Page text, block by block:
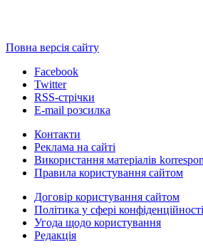
Повна версія сайту
Facebook
Twitter
RSS-стрічки
E-mail розсилка
Контакти
Реклама на сайті
Використання матеріалів
Правила користування сайтом
Договір користування сайтом
Політика у сфері
Угода щодо користування
Редакція